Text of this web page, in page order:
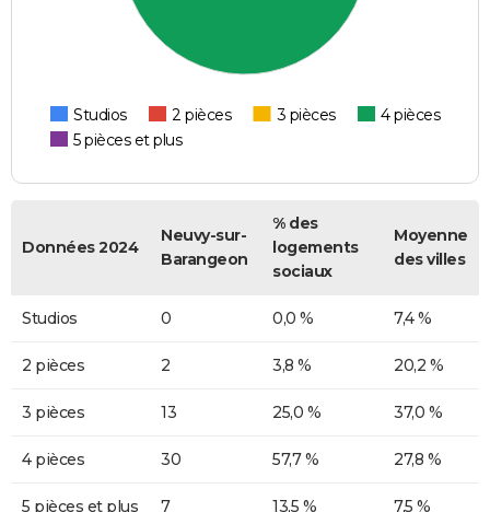
Studios 2 pièces 3 pièces
4 pièces
5 pièces et plus
Données 2024
Neuvy-sur-
Barangeon
% des
logements
sociaux
Moyenne
des villes
Studios 0 0,0 % 7,4 %
2 pièces 2 3,8 % 20,2 %
3 pièces 13 25,0 % 37,0 %
4 pièces 30 57,7 % 27,8 %
5 pièces et plus 7 13,5 % 7,5 %